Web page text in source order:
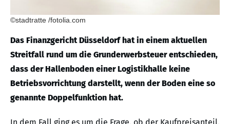
©stadtratte /fotolia.com
Das Finanzgericht Düsseldorf hat in einem aktuellen
Streitfall rund um die Grunderwerbsteuer entschieden,
dass der Hallenboden einer Logistikhalle keine
Betriebsvorrichtung darstellt, wenn der Boden eine so
genannte Doppelfunktion hat.
In dem Fall ging es um die Frage, ob der Kaufpreisanteil,